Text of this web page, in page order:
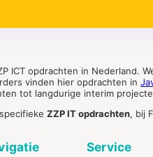
ICT opdrachten in Nederland.
vinden hier opdrachten in
tot langdurige interim
ZZP IT opdrachten, bij
Service